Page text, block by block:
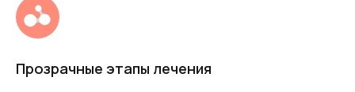
Прозрачные этапы лечения